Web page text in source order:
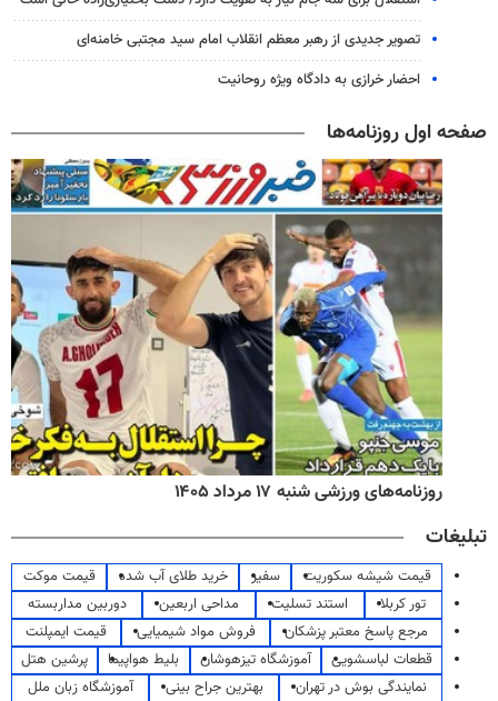
تصویر جدیدی از رهبر معظم انقلاب امام سید مجتبی خامنه‌ای
احضار خرازی به دادگاه ویژه روحانیت
صفحه اول روزنامه‌ها
روزنامه‌های ورزشی شنبه ۱۷ مرداد ۱۴۰۵
تبلیغات
قیمت شیشه سکوریت سفیر خرید طلای آب شده
قیمت موکت
تور کربلا
استند تسلیت مداحی اربعین
دوربین مداربسته
مرجع پاسخ معتبر پزشکان
فروش مواد شیمیایی
قیمت ایمپلنت
قطعات لباسشویی
آموزشگاه تیزهوشان بلیط هواپیما
پرشین هتل
نمایندگی بوش در تهران
بهترین جراح بینی
آموزشگاه زبان ملل